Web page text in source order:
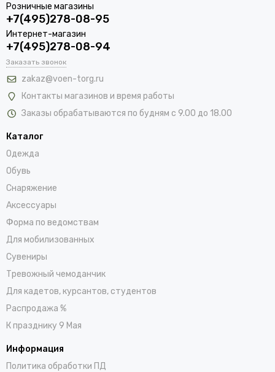
Розничные магазины
+7(495)278-08-95
Интернет-магазин
+7(495)278-08-94
Заказать звонок
zakaz@voen-torg.ru
Контакты магазинов и время работы
Заказы обрабатываются по будням с 9.00 до 18.00
Каталог
Одежда
Обувь
Снаряжение
Аксессуары
Форма по ведомствам
Для мобилизованных
Сувениры
Тревожный чемоданчик
Для кадетов, курсантов, студентов
Распродажа %
К празднику 9 Мая
Информация
Политика обработки ПД